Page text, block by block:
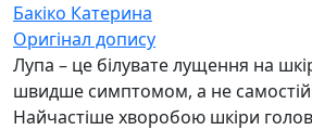
Бакіко Катерина
Оригінал допису
Лупа – це білувате лущення на
швидше симптомом, а не
Найчастіше хворобою шкіри